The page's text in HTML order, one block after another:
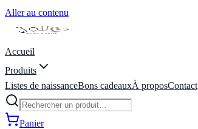
Aller au contenu
Accueil
Produits
Listes de naissanceBons cadeauxÀ proposContact
Panier